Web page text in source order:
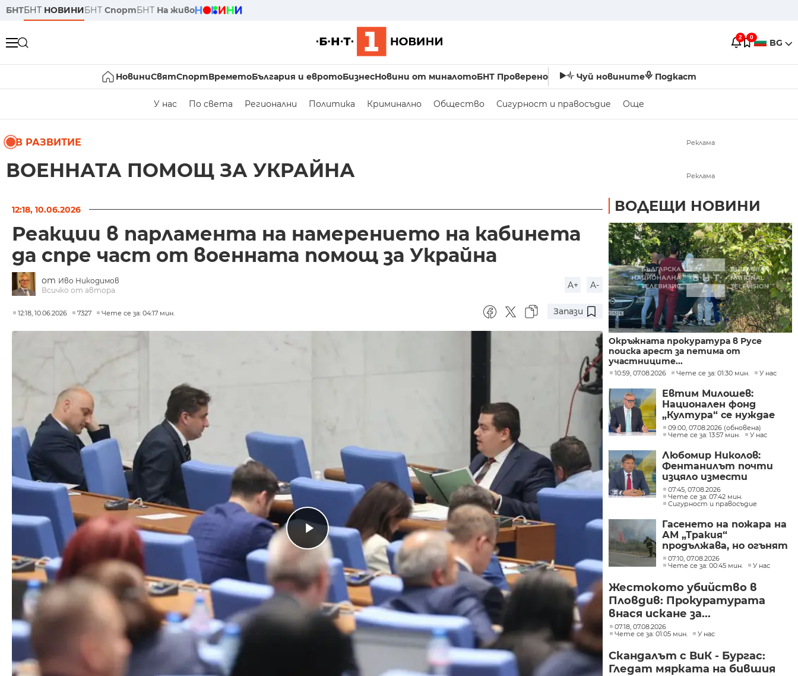
БНТБНТ НОВИНИБНТ СпортБНТ На живо
2 0 BG
НовиниСвятСпортВреметоБългария и евротоБизнесНовини от миналотоБНТ Проверено Чуй новините Подкаст
У нас По света Регионални Политика Криминално Общество Сигурност и правосъдие Още
В РАЗВИТИЕ
ВОЕННАТА ПОМОЩ ЗА УКРАЙНА
12:18, 10.06.2026
Реакции в парламента на намерението на кабинета
да спре част от военната помощ за Украйна
от Иво Никодимов
Всичко от автора
A+ A-
12:18, 10.06.2026 7327 Чете се за: 04:17 мин. Запази
Реклама
Реклама
ВОДЕЩИ НОВИНИ
Окръжната прокуратура в Русе
поиска арест за петима от
участниците...
10:59, 07.08.2026 Чете се за: 01:30 мин. У нас
Евтим Милошев:
Национален фонд
„Култура“ се нуждае
от законодателна
реформа, а процесите в
бъдат максимално
прозрачни
09:00, 07.08.2026 (обновена)
Чете се за: 13:57 мин.
У нас
Любомир Николов:
Фентанилът почти
изцяло измести
хероина, възможно е
разбитата
лаборатория да е
единствената у нас
07:45, 07.08.2026
Чете се за: 07:42 мин.
Сигурност и правосъдие
Гасенето на пожара на
АМ „Тракия“
продължава, но огънят
е локализиран
07:10, 07.08.2026
Чете се за: 00:45 мин.
У нас
Жестокото убийство в
Пловдив: Прокуратурата
внася искане за...
07:18, 07.08.2026
Чете се за: 01:05 мин.
У нас
Скандалът с ВиК - Бургас:
Гледат мярката на бившия